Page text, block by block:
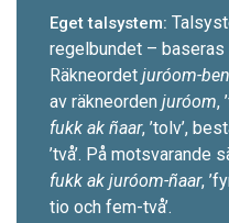
Eget talsystem:
regelbundet –
Räkneordet juróom-
av räkneorden juróom,
fukk ak ñaar, ’tolv’,
’två’. På motsvarande
fukk ak juróom-ñaar,
tio och fem-två’.